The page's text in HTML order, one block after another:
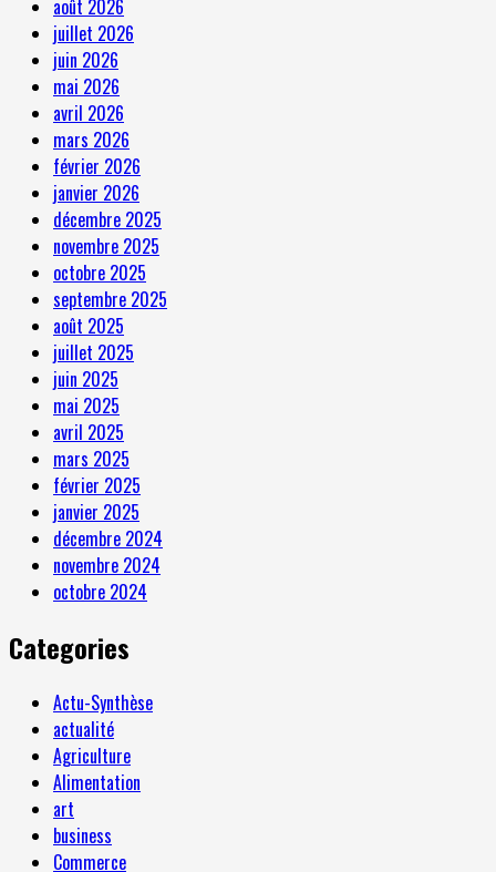
août 2026
juillet 2026
juin 2026
mai 2026
avril 2026
mars 2026
février 2026
janvier 2026
décembre 2025
novembre 2025
octobre 2025
septembre 2025
août 2025
juillet 2025
juin 2025
mai 2025
avril 2025
mars 2025
février 2025
janvier 2025
décembre 2024
novembre 2024
octobre 2024
Categories
Actu-Synthèse
actualité
Agriculture
Alimentation
art
business
Commerce